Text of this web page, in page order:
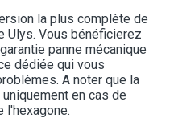
la plus complète de
Ulys. Vous bénéficierez
panne mécanique
dédiée qui vous
A noter que la
en cas de
l'hexagone.